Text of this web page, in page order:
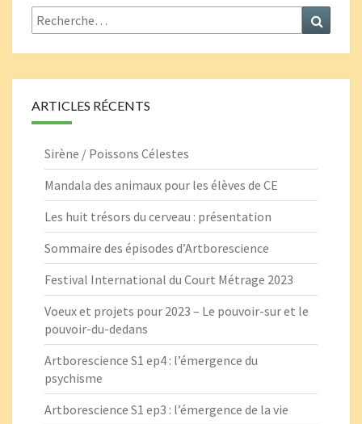
Rechercher :
ARTICLES RÉCENTS
Sirène / Poissons Célestes
Mandala des animaux pour les élèves de CE
Les huit trésors du cerveau : présentation
Sommaire des épisodes d’Artborescience
Festival International du Court Métrage 2023
Voeux et projets pour 2023 – Le pouvoir-sur et le
pouvoir-du-dedans
Artborescience S1 ep4 : l’émergence du
psychisme
Artborescience S1 ep3 : l’émergence de la vie